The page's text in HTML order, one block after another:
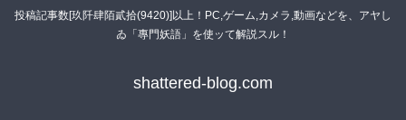
投稿記事数[玖阡肆陌貳拾(9420)]以上！PC,ゲーム,カメラ,動画などを、アヤし
ゐ「專門妖語」を使ッて解説スル！
shattered-blog.com